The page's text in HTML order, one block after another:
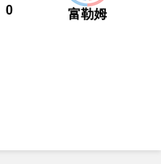
0 富勒姆